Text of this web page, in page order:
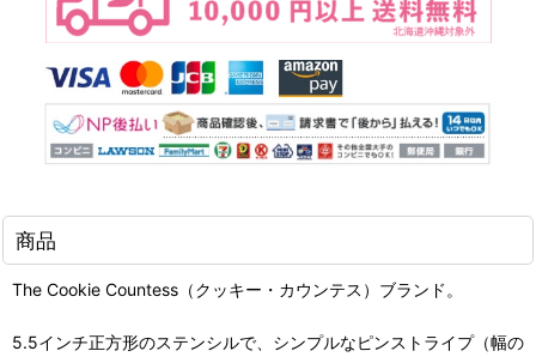
商品
The Cookie Countess（クッキー・カウンテス）ブランド。
5.5インチ正方形のステンシルで、シンプルなピンストライプ（幅の